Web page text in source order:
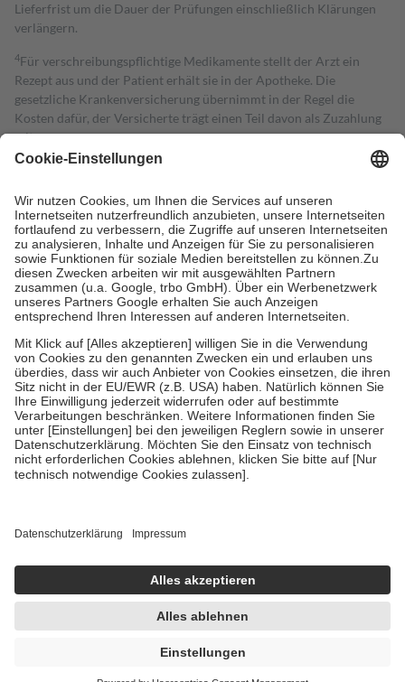
Lieferfrist um die Dauer der Prüfungen einschließlich Klärungen
verlängern.
4Für verschreibungspflichtige Medikamente stellt der Arzt ein
Rezept aus und der Patient erhält sie in der Apotheke. Die
gesetzliche Krankenversicherung übernimmt in der Regel die
Kosten dafür, der Versicherte trägt einen Teil davon als Zuzahlung
mit.
Grundsätzlich leisten Mitglieder Zuzahlungen in Höhe von zehn
höchstens zehn Euro.
Es sind jedoch nie mehr als die tatsächlichen
Kosten der Leistung zu entrichten.
Diese Regeln gelten grundsätzlich auch für Online-Apotheken.
Bei Heilmitteln und häuslicher Krankenpflege beträgt die
Zuzahlung zehn Prozent der Kosten sowie zehn Euro je
Verordnung.
Um das Engagement der Versicherten für ihre eigene Gesundheit zu
stärken und die besondere Stellung der Familie zu unterstützen,
fallenkeine Zuzahlungenan bei:
• Kindern und Jugendlichen bis zum vollendeten 18. Lebensjahr
mit Ausnahme der Fahrkosten
• Untersuchungen zur Vorsorge und Früherkennung, die von der
GKV getragen werden
• empfohlenen Schutzimpfungen
• Harn- und Blutteststreifen
getroffen, um sicherzustellen, dass es sich um echte Bewertungen
https://help.etrusted.com/hc/de/articles/4419944605341
Einige Bilder und Inhalte wurden unter Zuhilfenahme künstlicher